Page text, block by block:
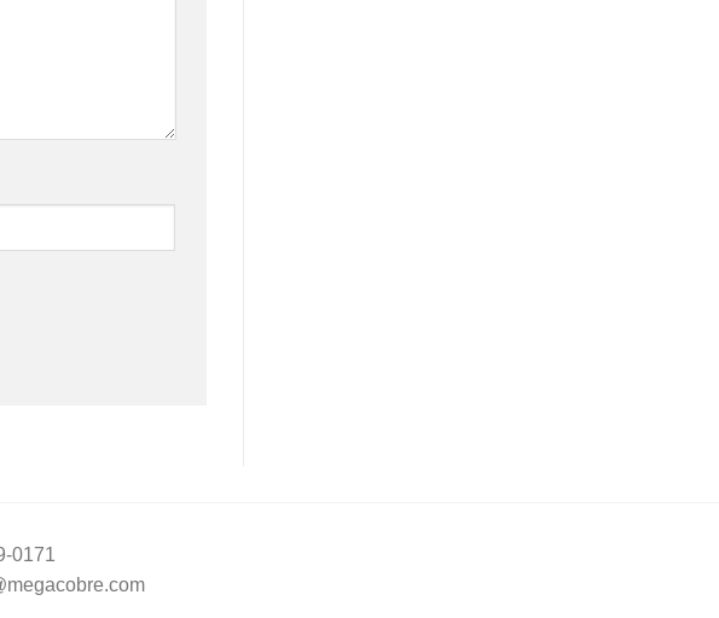
0171